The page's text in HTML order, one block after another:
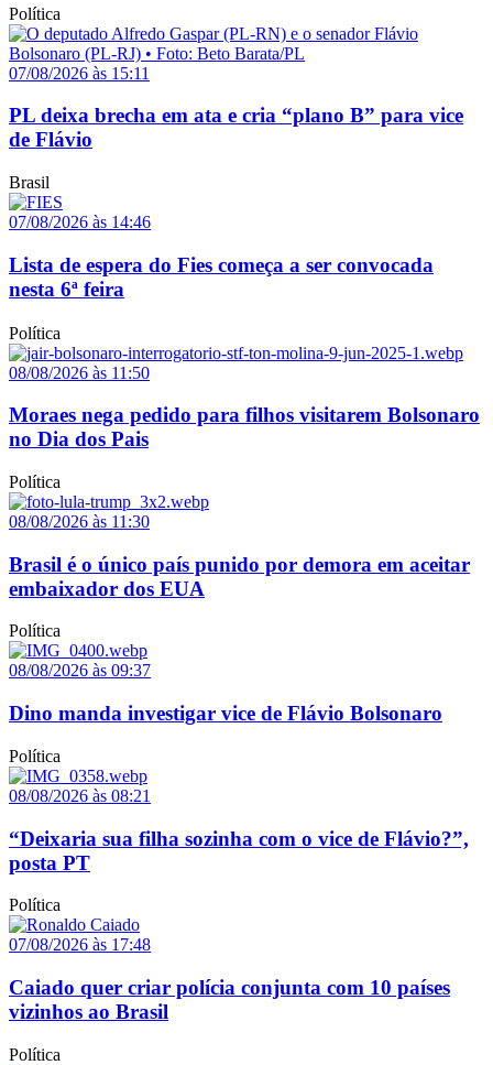
Política
07/08/2026 às 15:11
PL deixa brecha em ata e cria “plano B” para vice
de Flávio
Brasil
07/08/2026 às 14:46
Lista de espera do Fies começa a ser convocada
nesta 6ª feira
Política
08/08/2026 às 11:50
Moraes nega pedido para filhos visitarem Bolsonaro
no Dia dos Pais
Política
08/08/2026 às 11:30
Brasil é o único país punido por demora em aceitar
embaixador dos EUA
Política
08/08/2026 às 09:37
Dino manda investigar vice de Flávio Bolsonaro
Política
08/08/2026 às 08:21
“Deixaria sua filha sozinha com o vice de Flávio?”,
posta PT
Política
07/08/2026 às 17:48
Caiado quer criar polícia conjunta com 10 países
vizinhos ao Brasil
Política